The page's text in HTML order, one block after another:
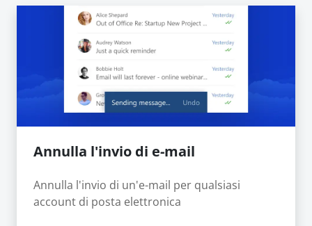
Annulla l'invio di e-mail
Annulla l'invio di un'e-mail per qualsiasi
account di posta elettronica